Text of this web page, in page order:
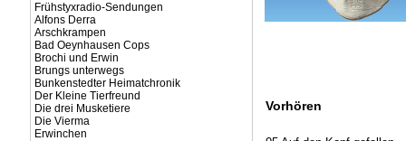
Frühstyxradio-Sendungen
Alfons Derra
Arschkrampen
Bad Oeynhausen Cops
Brochi und Erwin
Brungs unterwegs
Bunkenstedter Heimatchronik
Der Kleine Tierfreund
Die drei Musketiere
Die Vierma
Erwinchen
Vorhören